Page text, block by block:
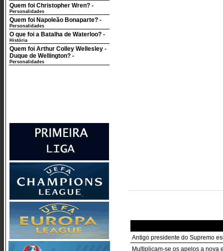
Quem foi Christopher Wren? -
Personalidades
Quem foi Napoleão Bonaparte? -
Personalidades
O que foi a Batalha de Waterloo? -
História
Quem foi Arthur Colley Wellesley -
Duque de Wellington? -
Personalidades
Antigo presidente do Supremo
Multiplicam-se os apelos a nova